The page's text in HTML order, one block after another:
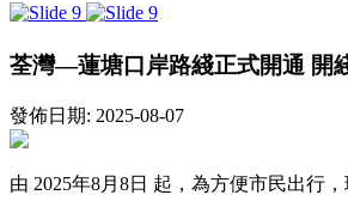
荃灣—蓮塘口岸路綫正式開通 開
發佈日期: 2025-08-07
由 2025年8月8日 起，為方便市民出行